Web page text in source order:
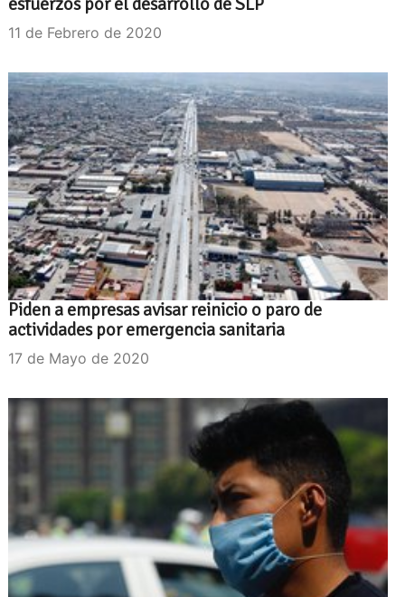
11 de Febrero de 2020
Piden a empresas avisar reinicio o paro de
actividades por emergencia sanitaria
17 de Mayo de 2020